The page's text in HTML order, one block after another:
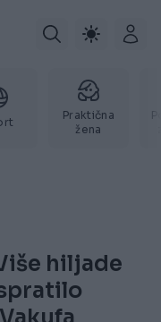
Praktična
žena
hiljade